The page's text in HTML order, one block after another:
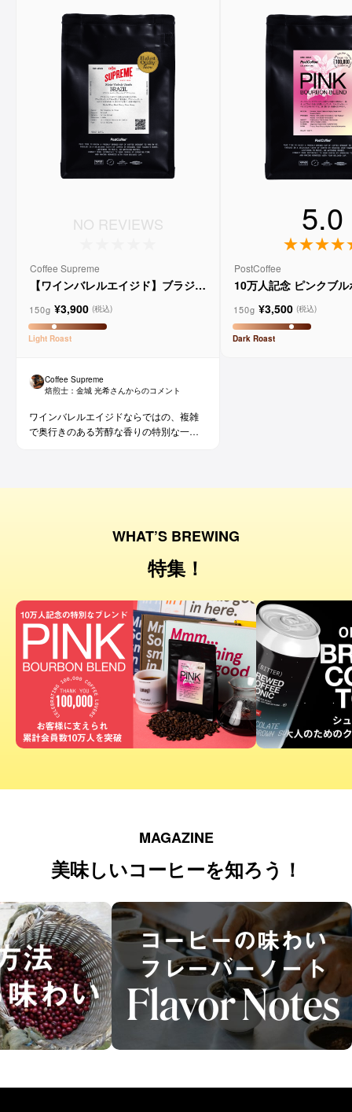
NO REVIEWS
Coffee Supreme
【ワインバレルエイジド】ブラジル
ョ
150g ¥3,900 (税込)
Light Roast
Coffee Supreme
焙煎士： 金城 光希さんからのコメント
ワインバレルエイジドならではの、複雑
で奥行きのある芳醇な香りの特別な一杯
5.0
PostCoffee
10万人記念 ピンクブ
150g ¥3,500 (税込)
Dark Roast
WHAT’S BREWING
特集！
MAGAZINE
美味しいコーヒーを知ろう！